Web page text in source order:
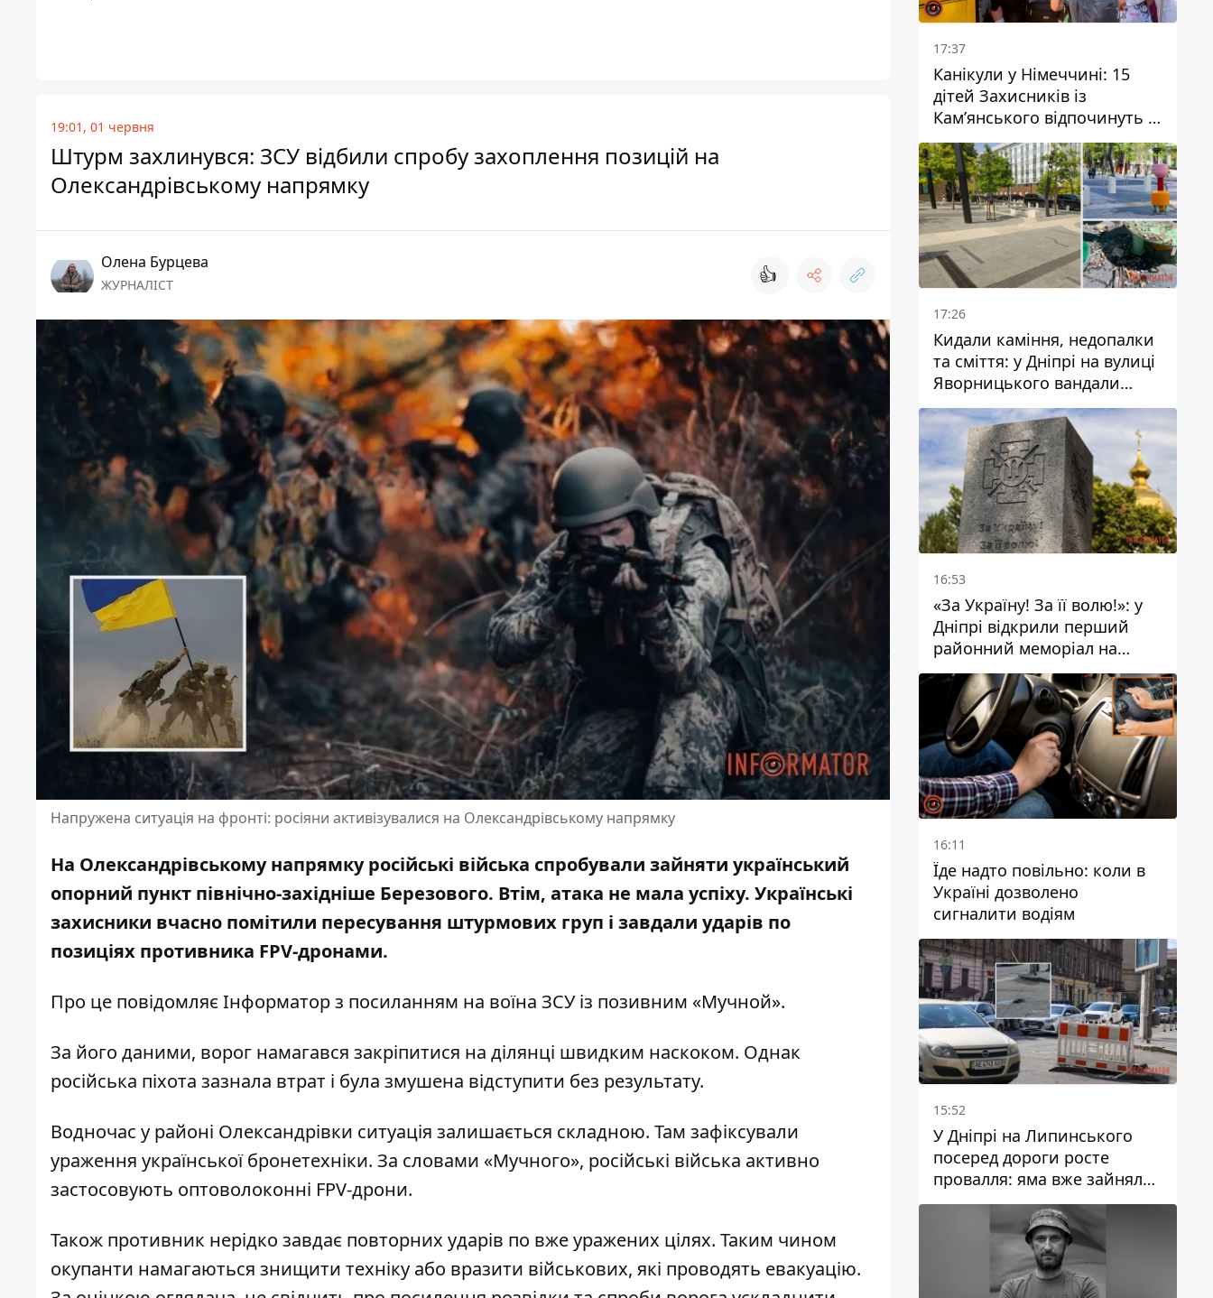
19:01, 01 червня
Штурм захлинувся: ЗСУ відбили спробу захоплення позицій на
Олександрівському напрямку
Олена Бурцева
ЖУРНАЛІСТ 👍
Напружена ситуація на фронті: росіяни активізувалися на Олександрівському напрямку
На Олександрівському напрямку російські війська спробували зайняти український
опорний пункт північно-західніше Березового. Втім, атака не мала успіху. Українські
захисники вчасно помітили пересування штурмових груп і завдали ударів по
позиціях противника FPV-дронами.
Про це повідомляє Інформатор з посиланням на воїна ЗСУ із позивним «Мучной».
За його даними, ворог намагався закріпитися на ділянці швидким наскоком. Однак
російська піхота зазнала втрат і була змушена відступити без результату.
Водночас у районі Олександрівки ситуація залишається складною. Там зафіксували
ураження української бронетехніки. За словами «Мучного», російські війська активно
застосовують оптоволоконні FPV-дрони.
Також противник нерідко завдає повторних ударів по вже уражених цілях. Таким чином
окупанти намагаються знищити техніку або вразити військових, які проводять евакуацію.
17:37
Канікули у Німеччині: 15
дітей Захисників із
Кам’янського відпочинуть у
Вупперталі
17:26
Кидали каміння, недопалки
та сміття: у Дніпрі на вулиці
Яворницького вандали
пошкодили питні фонтани
16:53
«За Україну! За її волю!»: у
Дніпрі відкрили перший
районний меморіал на
честь полеглих Захисників
16:11
Їде надто повільно: коли в
Україні дозволено
сигналити водіям
15:52
У Дніпрі на Липинського
посеред дороги росте
провалля: яма вже зайняла
смугу руху